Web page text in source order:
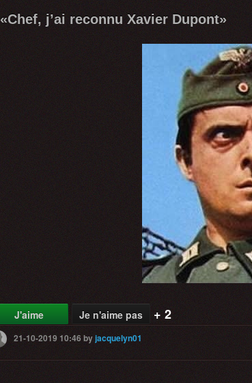
«Chef, j’ai reconnu Xavier Dupont»
J'aime Je n'aime pas + 2
21-10-2019 10:46byjacquelyn01